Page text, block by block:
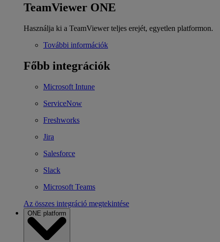
TeamViewer ONE
Használja ki a TeamViewer teljes erejét, egyetlen platformon.
További információk
Főbb integrációk
Microsoft Intune
ServiceNow
Freshworks
Jira
Salesforce
Slack
Microsoft Teams
Az összes integráció megtekintése
ONE platform